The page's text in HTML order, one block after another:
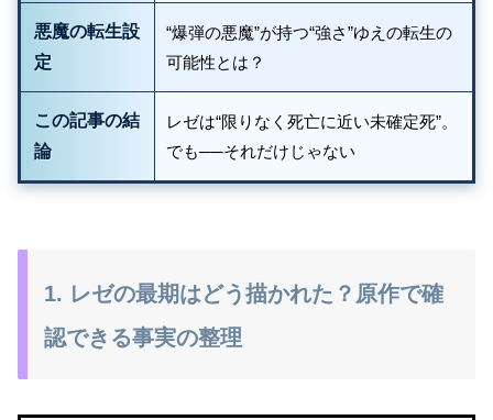
悪魔の転生設
定
“爆弾の悪魔”が持つ“強さ”ゆえの転生の
可能性とは？
この記事の結
論
レゼは“限りなく死亡に近い未確定死”。
でも──それだけじゃない
1. レゼの最期はどう描かれた？原作で確
認できる事実の整理